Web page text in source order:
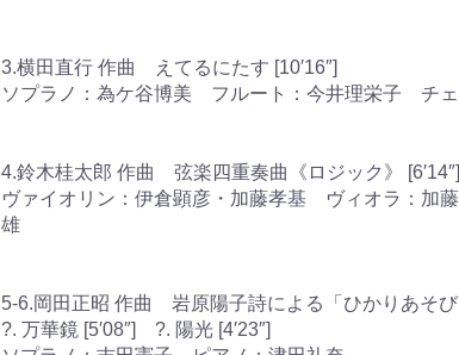
3.横田直行 作曲 えてるにたす [10′16″]
ソプラノ：為ケ谷博美 フルート：今井理栄子 チ
4.鈴木桂太郎 作曲 弦楽四重奏曲《ロジック》 [6′14″]
ヴァイオリン：伊倉顕彦・加藤孝基 ヴィオラ：加
雄
5-6.岡田正昭 作曲 岩原陽子詩による「ひかりあそび
?. 万華鏡 [5′08″] ?. 陽光 [4′23″]